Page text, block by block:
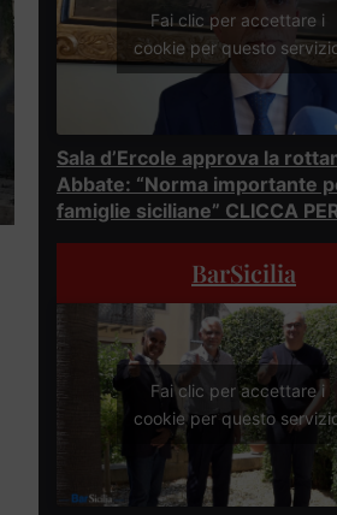
Fai clic per accettare i
cookie per questo
Sala d’Ercole approva la
Abbate: “Norma importante
famiglie siciliane” CLICCA
BarSicilia
Fai clic per accettare i
cookie per questo